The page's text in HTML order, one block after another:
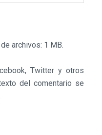
archivos: 1 MB.
Twitter y otros
del comentario se